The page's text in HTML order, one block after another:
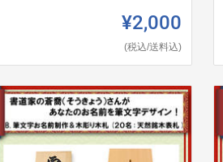
¥2,000
(税込/送料込)